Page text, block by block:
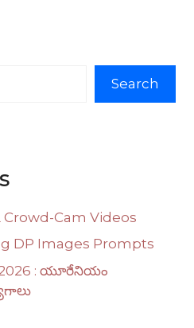
Search
Crowd-Cam Videos
DP Images Prompts
: యూరేనియం